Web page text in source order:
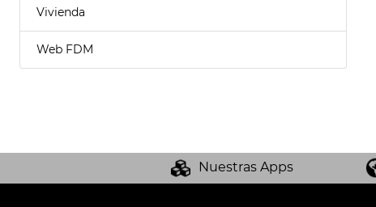
Vivienda
Web FDM
Nuestras Apps